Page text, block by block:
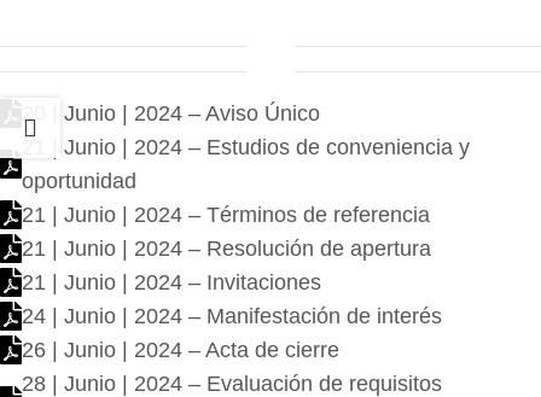
20 | Junio | 2024 – Aviso Único
21 | Junio | 2024 – Estudios de conveniencia y
oportunidad
21 | Junio | 2024 – Términos de referencia
21 | Junio | 2024 – Resolución de apertura
21 | Junio | 2024 – Invitaciones
24 | Junio | 2024 – Manifestación de interés
26 | Junio | 2024 – Acta de cierre
28 | Junio | 2024 – Evaluación de requisitos